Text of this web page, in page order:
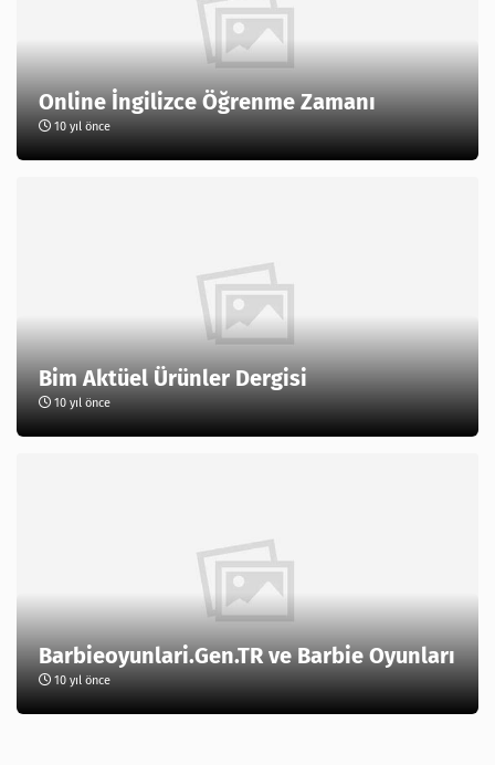
Online İngilizce Öğrenme Zamanı
10 yıl önce
Bim Aktüel Ürünler Dergisi
10 yıl önce
Barbieoyunlari.Gen.TR ve Barbie Oyunları
10 yıl önce